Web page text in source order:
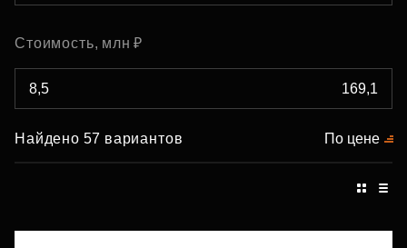
Стоимость, млн ₽
Найдено 57 вариантов По цене